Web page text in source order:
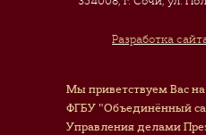
Разработка
Мы приветствуем Вас
ФГБУ "Объединённый
Управления делами